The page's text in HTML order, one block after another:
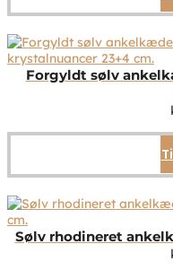
Forgyldt sølv
Sølv rhodineret